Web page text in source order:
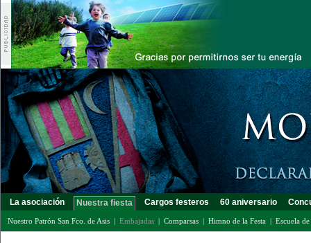
La asociación Nuestra fiesta Cargos festeros 60 aniversario
Nuestro Patrón San Fco. de Asis | Embajadas | Comparsas | Himno de la Festa | Escuela